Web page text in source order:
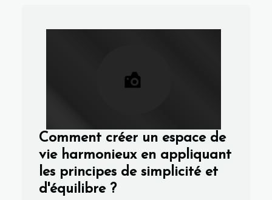
Comment créer un espace de
vie harmonieux en appliquant
les principes de simplicité et
d'équilibre ?